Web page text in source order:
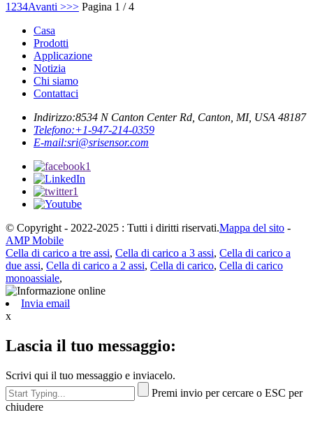
1 234Avanti >>> Pagina 1 / 4
Casa
Prodotti
Applicazione
Notizia
Chi siamo
Contattaci
Indirizzo:8534 N Canton Center Rd, Canton, MI, USA 48187
Telefono:+1-947-214-0359
E-mail:sri@srisensor.com
© Copyright - 2022-2025 : Tutti i diritti riservati.Mappa del sito -
AMP Mobile
Cella di carico a tre assi, Cella di carico a 3 assi, Cella di carico a
due assi, Cella di carico a 2 assi, Cella di carico, Cella di carico
monoassiale,
Invia email
x
Lascia il tuo messaggio:
Scrivi qui il tuo messaggio e inviacelo.
Premi invio per cercare o ESC per
chiudere